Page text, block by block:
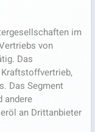
im
von
Das
Das Segment
andere
an Drittanbieter